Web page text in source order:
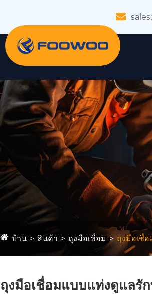
บ้าน สินค้า ถุงมือเชื่อม ถุงมือเชื่
ถุงมือเชื่อมแบบแท่งดูแลรั